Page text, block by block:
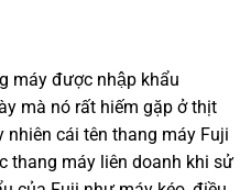
máy được nhập khẩu
mà nó rất hiếm gặp ở thịt
cái tên thang máy Fuji
thang máy liên doanh khi sử